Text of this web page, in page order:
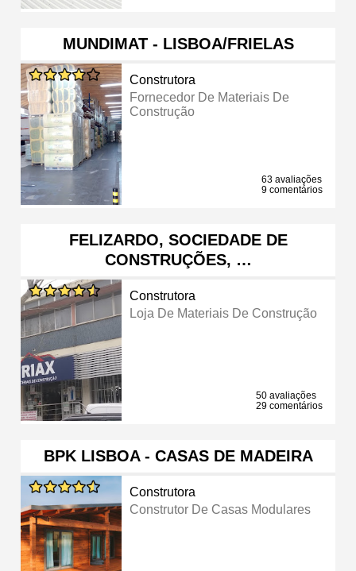
MUNDIMAT - LISBOA/FRIELAS
Construtora
Fornecedor De Materiais De
Construção
63 avaliações
9 comentários
FELIZARDO, SOCIEDADE DE
CONSTRUÇÕES, …
Construtora
Loja De Materiais De Construção
50 avaliações
29 comentários
BPK LISBOA - CASAS DE MADEIRA
Construtora
Construtor De Casas Modulares